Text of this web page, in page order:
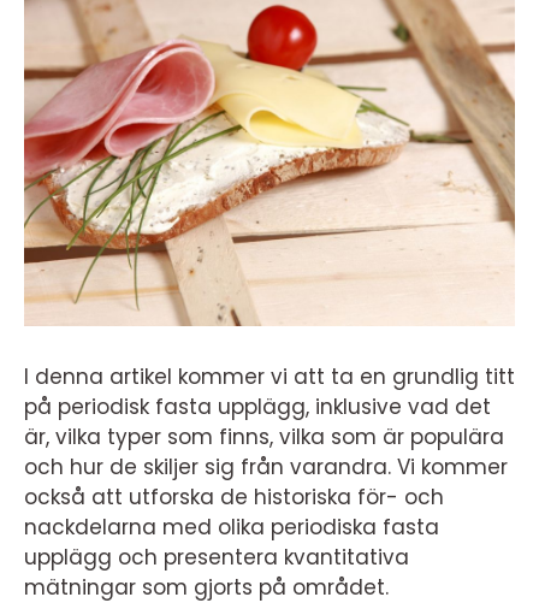
I denna artikel kommer vi att ta en grundlig titt
på periodisk fasta upplägg, inklusive vad det
är, vilka typer som finns, vilka som är populära
och hur de skiljer sig från varandra. Vi kommer
också att utforska de historiska för- och
nackdelarna med olika periodiska fasta
upplägg och presentera kvantitativa
mätningar som gjorts på området.